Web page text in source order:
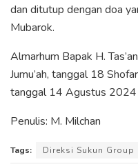
dan ditutup dengan doa
Mubarok.
Almarhum Bapak H.
Jumu’ah, tanggal 18
tanggal 14 Agustus 2024
Penulis: M. Milchan
Tags: Direksi Sukun Group